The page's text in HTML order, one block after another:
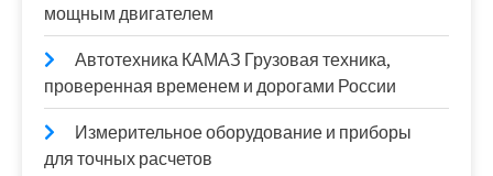
мощным двигателем
Автотехника КАМАЗ Грузовая техника,
проверенная временем и дорогами России
Измерительное оборудование и приборы
для точных расчетов